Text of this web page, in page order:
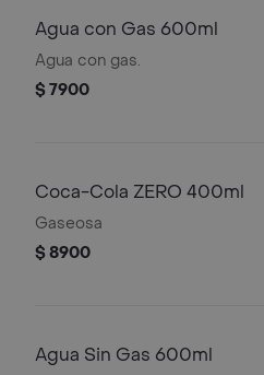
Agua con Gas 600ml
Agua con gas.
$ 7900
Coca-Cola ZERO 400ml
Gaseosa
$ 8900
Agua Sin Gas 600ml